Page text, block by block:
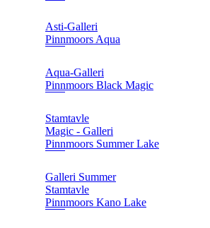
Asti-Galleri
Pinnmoors Aqua
Aqua-Galleri
Pinnmoors Black Magic
Stamtavle
Magic - Galleri
Pinnmoors Summer Lake
Galleri Summer
Stamtavle
Pinnmoors Kano Lake